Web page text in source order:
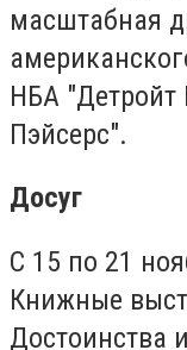
масштабная
НБА "Детройт
Пэйсерс".
Досуг
С 15 по 21
Книжные
Достоинства